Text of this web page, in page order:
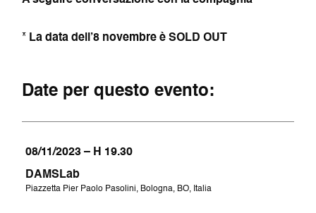
* La data dell’8 novembre è SOLD OUT
Date per questo evento:
08/11/2023 – H 19.30
DAMSLab
Piazzetta Pier Paolo Pasolini, Bologna, BO, Italia